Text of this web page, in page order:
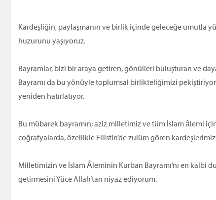
Kardeşliğin, paylaşmanın ve birlik içinde geleceğe umutla
huzurunu yaşıyoruz.
Bayramlar, bizi bir araya getiren, gönülleri buluşturan ve
Bayramı da bu yönüyle toplumsal birlikteliğimizi
yeniden hatırlatıyor.
Bu mübarek bayramın; aziz milletimiz ve tüm İslam âlemi
coğrafyalarda, özellikle Filistin’de zulüm gören
Milletimizin ve İslam Âleminin Kurban Bayramı’nı en kalbi
getirmesini Yüce Allah’tan niyaz ediyorum.